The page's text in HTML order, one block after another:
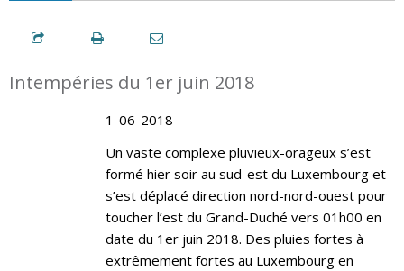
Intempéries du 1er juin 2018
1-06-2018
Un vaste complexe pluvieux-orageux s’est
formé hier soir au sud-est du Luxembourg et
s’est déplacé direction nord-nord-ouest pour
toucher l’est du Grand-Duché vers 01h00 en
date du 1er juin 2018. Des pluies fortes à
extrêmement fortes au Luxembourg en